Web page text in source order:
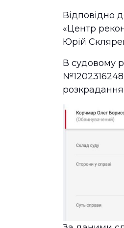
Відповідно
«Центр
Юрій
В судовому